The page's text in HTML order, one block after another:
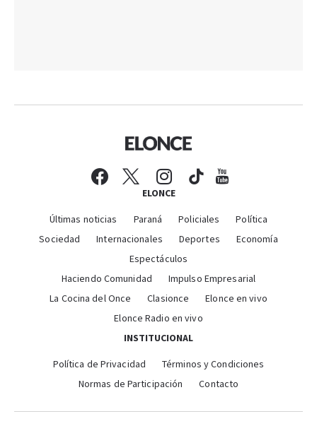
ELONCE
Últimas noticias Paraná Policiales
Política
Sociedad
Internacionales Deportes
Economía
Espectáculos
Haciendo Comunidad
Impulso Empresarial
La Cocina del Once
Clasionce
Elonce en vivo
Elonce Radio en vivo
INSTITUCIONAL
Política de Privacidad
Términos y Condiciones
Normas de Participación
Contacto